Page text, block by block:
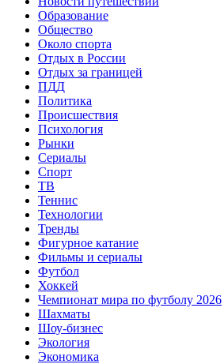
Образование
Общество
Около спорта
Отдых в России
Отдых за границей
ПДД
Политика
Происшествия
Психология
Рынки
Сериалы
Спорт
ТВ
Теннис
Технологии
Тренды
Фигурное катание
Фильмы и сериалы
Футбол
Хоккей
Чемпионат мира по футболу 2026
Шахматы
Шоу-бизнес
Экология
Экономика